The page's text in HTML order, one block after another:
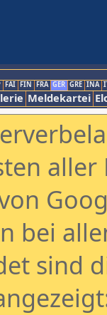
FAI FIN FRA GER GRE INA
Meldekartei
aller
bei
sind